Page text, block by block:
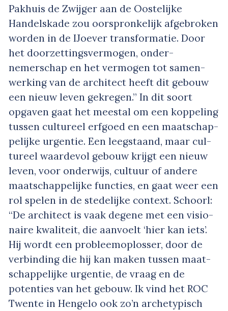
Pakhuis de Zwijger aan de Oostelijke
Handelskade zou oorspronkelijk afge­broken
worden in de IJ­oever transformatie. Door
het doorzettingsvermogen, onder­
nemerschap en het vermogen tot samen­
werking van de architect heeft dit gebouw
een nieuw leven gekregen.” In dit soort
opgaven gaat het meestal om een koppeling
tussen cultureel erfgoed en een maatschap­
pelijke urgentie. Een leegstaand, maar cul­
tureel waardevol gebouw krijgt een nieuw
leven, voor onderwijs­, cultuur­ of andere
maatschappelijke functies, en gaat weer een
rol spelen in de stedelijke context. Schoorl:
“De architect is vaak degene met een visio­
naire kwaliteit, die aanvoelt ‘hier kan iets’.
Hij wordt een probleemoplosser, door de
verbinding die hij kan maken tussen maat­
schappelijke urgentie, de vraag en de
poten­ties van het gebouw. Ik vind het ROC
Twente in Hengelo ook zo’n archetypisch